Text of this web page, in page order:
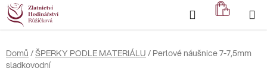
Přejít
na
obsah
Hledat
KOŠÍK
Domů /ŠPERKY PODLE MATERIÁLU / Perlové náušnice 7-7,5mm
sladkovodní